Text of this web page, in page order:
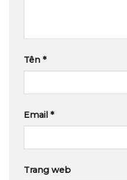
Tên *
Email *
Trang web